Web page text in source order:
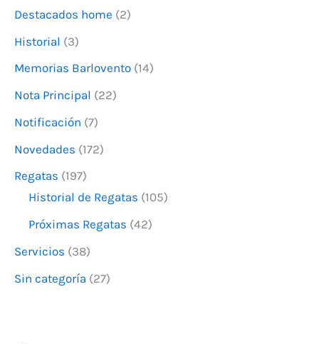
p
o
r
:
Destacados home (2)
Historial (3)
Memorias Barlovento (14)
Nota Principal (22)
Notificación (7)
Novedades (172)
Regatas (197)
Historial de Regatas (105)
Próximas Regatas (42)
Servicios (38)
Sin categoría (27)